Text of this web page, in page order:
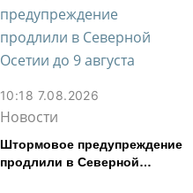
10:18 7.08.2026
Новости
Штормовое предупреждение
продлили в Северной